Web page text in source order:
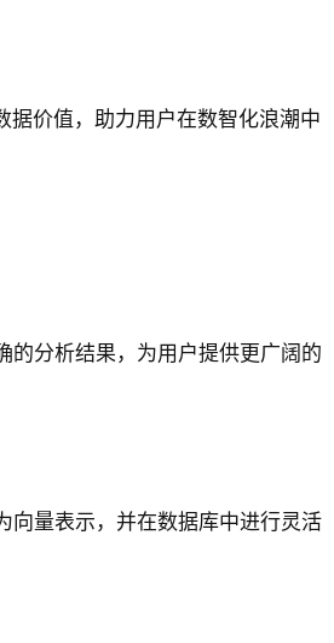
据价值，助力用户在数智化浪潮中
的分析结果，为用户提供更广阔的
向量表示，并在数据库中进行灵活